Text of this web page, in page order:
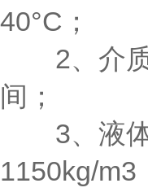
40°C；
2、介质
间；
3、液体
1150kg/m3